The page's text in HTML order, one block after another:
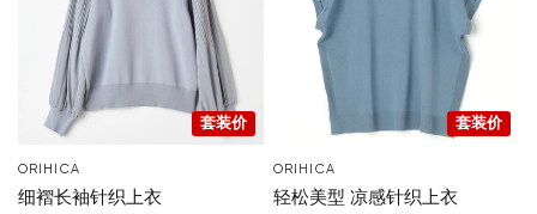
套装价
ORIHICA
细褶长袖针织上衣
套装价
ORIHICA
轻松美型 凉感针织上衣